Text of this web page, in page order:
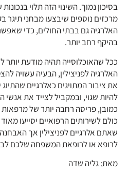
בסיכון נמוך. השינוי הזה תלוי
מרכזים נוספים שיבצעו מבחני תיגר
האלרגיה גם בבתי החולים, כדי שאפשר
בהיקף רחב יותר.
ככל שהאוכלוסייה תהיה מודעת יותר
האלרגיה לפניצילין, הבעיה עשויה
את ציבור המתויגים כאלרגיים
להיות שגוי, ובמקביל לצייד את אנשי
כמובן, פריסה רחבה יותר של
כולם לשירותים הרפואיים יסייעו
שאתם אלרגיים לפניצילין אך
לרופא או לרופאת המשפחה שלכם
מאת: גליה שדה